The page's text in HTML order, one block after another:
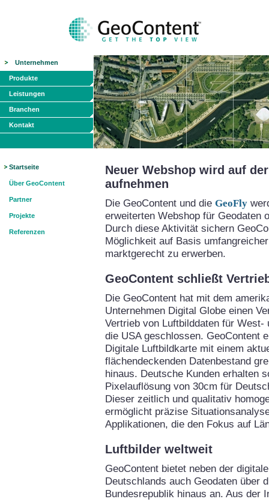
Unternehmen
Produkte
Leistungen
Branchen
Kontakt
Startseite
Über GeoContent
Partner
Projekte
Referenzen
Neuer Webshop wird auf
aufnehmen
Die GeoContent und die GeoFly
erweiterten Webshop für Geodaten
Durch diese Aktivität sichern
Möglichkeit auf Basis
marktgerecht zu erwerben.
GeoContent schließt
Die GeoContent hat mit dem
Unternehmen Digital Globe einen
Vertrieb von Luftbilddaten für West-
die USA geschlossen. GeoContent
Digitale Luftbildkarte mit einem
flächendeckenden Datenbestand
hinaus. Deutsche Kunden erhalten
Pixelauflösung von 30cm für
Dieser zeitlich und qualitativ
ermöglicht präzise
Applikationen, die den Fokus auf
Luftbilder weltweit
GeoContent bietet neben der
Deutschlands auch Geodaten über
Bundesrepublik hinaus an. Aus der